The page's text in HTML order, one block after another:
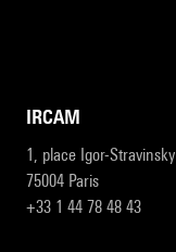
IRCAM
1, place Igor-Stravinsky
75004 Paris
+33 1 44 78 48 43